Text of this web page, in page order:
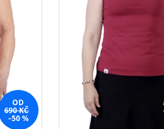
OD
690 KČ
–50 %